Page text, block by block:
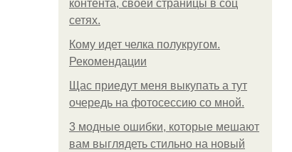
контента, своей страницы в соц
сетях.
Кому идет челка полукругом.
Рекомендации
Щас приедут меня выкупать а тут
очередь на фотосессию со мной.
3 модные ошибки, которые мешают
вам выглядеть стильно на новый